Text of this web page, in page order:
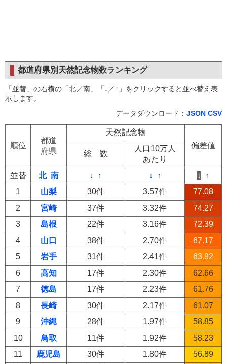
都道府県別天然記念物数ランキング
「並替」の右横の「北／南」「↓／↑」をクリックすると並べ替え表
示します。
データダウンロード： JSON CSV
順位
都道
府県
天然記念物
偏差値
総 数
人口10万人
あたり
並替
北 南 ↓ ↑ ↓ ↑ ↓
↑
1
山梨 30件 3.57件
77.08
2
宮崎 37件 3.32件
74.27
3
島根 22件 3.16件
72.39
4
山口 38件 2.70件
67.17
5
岩手 31件 2.41件
63.92
6
高知 17件 2.30件
62.66
7
徳島 17件 2.23件
61.76
8
長崎 30件 2.17件
61.07
9
沖縄 28件 1.97件
58.85
10
鳥取 11件 1.92件
58.23
11
鹿児島 30件 1.80件
56.89